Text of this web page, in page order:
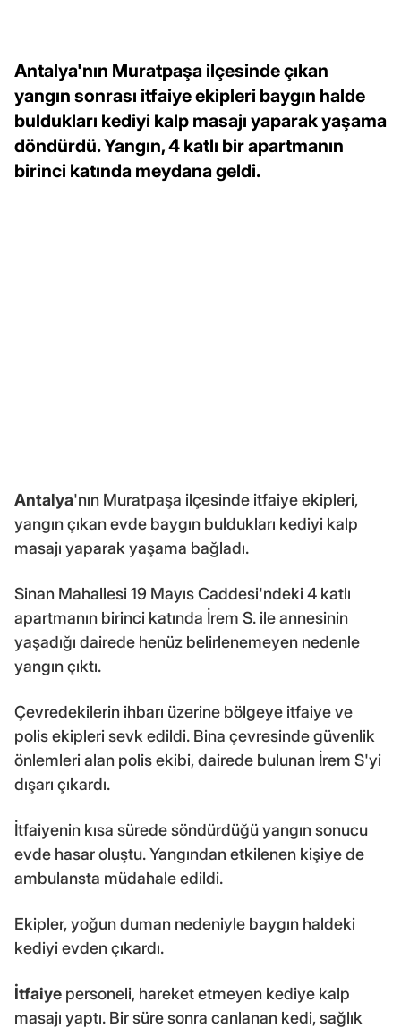
Antalya'nın Muratpaşa ilçesinde çıkan
yangın sonrası itfaiye ekipleri baygın halde
buldukları kediyi kalp masajı yaparak yaşama
döndürdü. Yangın, 4 katlı bir apartmanın
birinci katında meydana geldi.
Antalya'nın Muratpaşa ilçesinde itfaiye ekipleri,
yangın çıkan evde baygın buldukları kediyi kalp
masajı yaparak yaşama bağladı.
Sinan Mahallesi 19 Mayıs Caddesi'ndeki 4 katlı
apartmanın birinci katında İrem S. ile annesinin
yaşadığı dairede henüz belirlenemeyen nedenle
yangın çıktı.
Çevredekilerin ihbarı üzerine bölgeye itfaiye ve
polis ekipleri sevk edildi. Bina çevresinde güvenlik
önlemleri alan polis ekibi, dairede bulunan İrem S'yi
dışarı çıkardı.
İtfaiyenin kısa sürede söndürdüğü yangın sonucu
evde hasar oluştu. Yangından etkilenen kişiye de
ambulansta müdahale edildi.
Ekipler, yoğun duman nedeniyle baygın haldeki
kediyi evden çıkardı.
İtfaiye personeli, hareket etmeyen kediye kalp
masajı yaptı. Bir süre sonra canlanan kedi, sağlık